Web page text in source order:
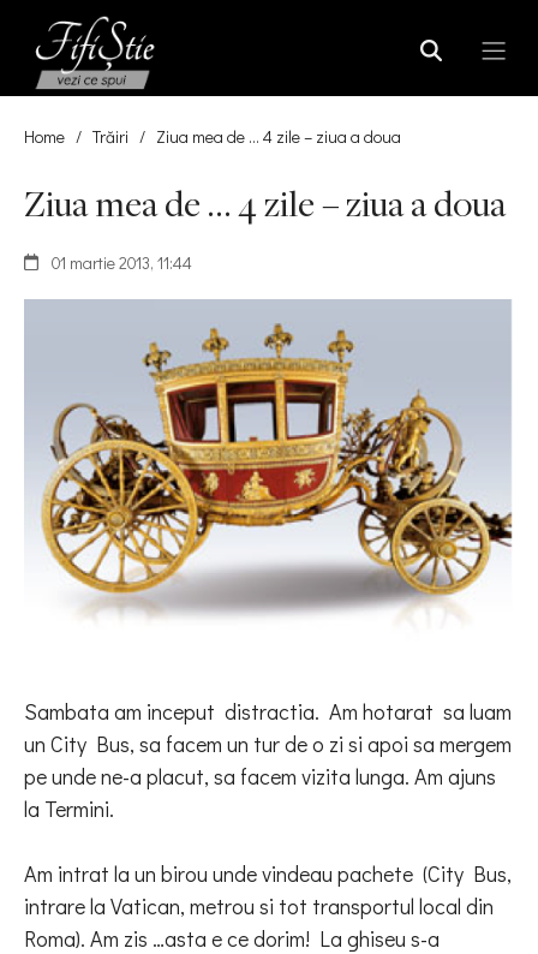
Home / Trăiri / Ziua mea de … 4 zile – ziua a doua
Ziua mea de … 4 zile – ziua a doua
01 martie 2013, 11:44
Sambata am inceput distractia. Am hotarat sa luam
un City Bus, sa facem un tur de o zi si apoi sa mergem
pe unde ne-a placut, sa facem vizita lunga. Am ajuns
la Termini.
Am intrat la un birou unde vindeau pachete (City Bus,
intrare la Vatican, metrou si tot transportul local din
Roma). Am zis …asta e ce dorim! La ghiseu s-a